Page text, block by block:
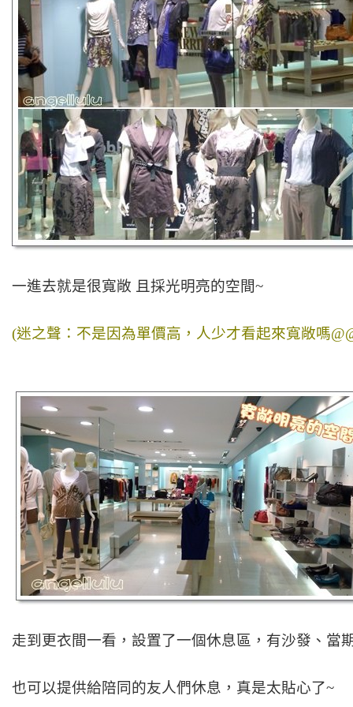
一進去就是很寬敞 且採光明亮的空間~
(迷之聲：不是因為單價高，人少才看起來寬敞嗎
走到更衣間一看，設置了一個休息區，有沙發、當
也可以提供給陪同的友人們休息，真是太貼心了~